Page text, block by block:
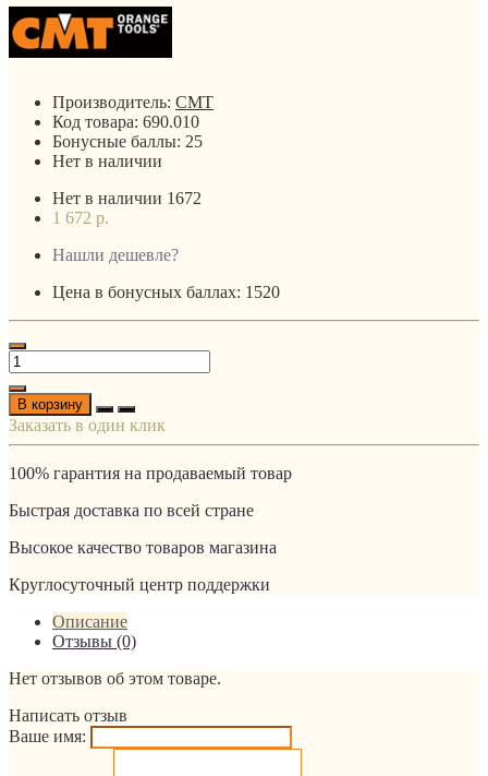
Производитель: CMT
Код товара: 690.010
Бонусные баллы: 25
Нет в наличии
Нет в наличии 1672
1 672 р.
Нашли дешевле?
Цена в бонусных баллах: 1520
В корзину
Заказать в один клик
100% гарантия на продаваемый товар
Быстрая доставка по всей стране
Высокое качество товаров магазина
Круглосуточный центр поддержки
Описание
Отзывы (0)
Нет отзывов об этом товаре.
Написать отзыв
Ваше имя: